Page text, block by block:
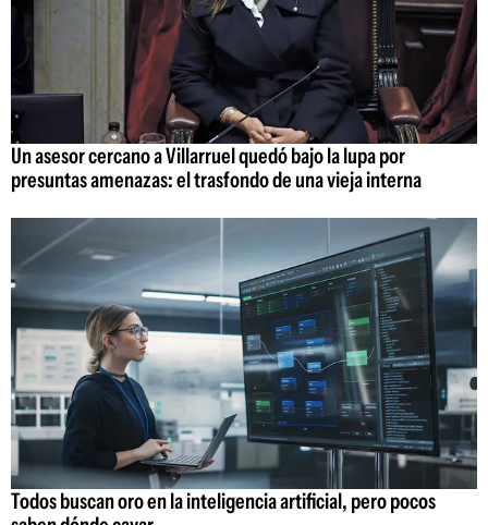
Un asesor cercano a Villarruel quedó bajo la lupa por
presuntas amenazas: el trasfondo de una vieja interna
Todos buscan oro en la inteligencia artificial, pero pocos